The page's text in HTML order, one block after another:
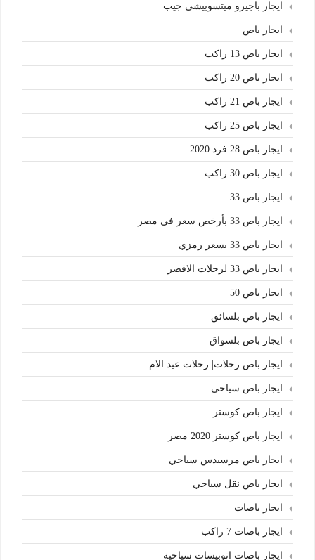
ايجار باجيرو ميتسوبيشي جيب
ايجار باص
ايجار باص 13 راكب
ايجار باص 20 راكب
ايجار باص 21 راكب
ايجار باص 25 راكب
ايجار باص 28 فرد 2020
ايجار باص 30 راكب
ايجار باص 33
ايجار باص 33 بأرخص سعر في مصر
ايجار باص 33 بسعر رمزي
ايجار باص 33 لرحلات الاقصر
ايجار باص 50
ايجار باص بلسائق
ايجار باص بلسواق
ايجار باص رحلات| رحلات عيد الام
ايجار باص سياحي
ايجار باص كوستر
ايجار باص كوستر 2020 مصر
ايجار باص مرسيدس سياحي
ايجار باص نقل سياحي
ايجار باصات
ايجار باصات 7 راكب
ايجار باصات اتوبيسات سياحية